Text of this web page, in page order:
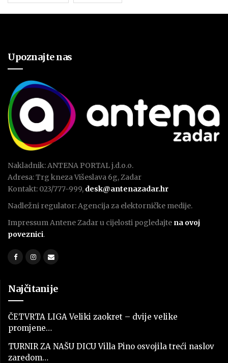
Upoznajte nas
Nakladnik: ANTENA PORTAL j.d.o.o.
Adresa: Trg kneza Višeslava 6g, Zadar
Kontakt: 023/777-999, desk@antenazadar.hr
Nadležni regulator: Agencija za elektorničke medije.
Impressum Antene Zadar u cijelosti pogledajte na ovoj
poveznici.
Najčitanije
ČETVRTA LIGA Veliki zaokret – dvije velike
promjene…
TURNIR ZA NAŠU DICU Villa Pino osvojila treći naslov
zaredom…